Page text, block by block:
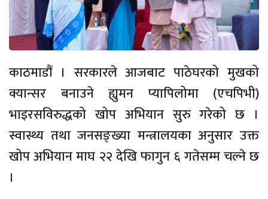
काठमाडौं । सरकारले आजबाट पाठेघरको मुखको
क्यान्सर बनाउने ह्युमन प्यापिलोमा (एचपिभी)
भाइरसविरुद्धको खोप अभियान सुरु गरेको छ ।
स्वास्थ्य तथा जनसङ्ख्या मन्त्रालयका अनुसार उक्त
खोप अभियान माघ २२ देखि फागुन ६ गतेसम्म चल्ने छ
।